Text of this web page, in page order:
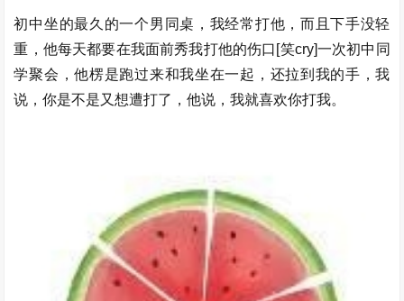
初中坐的最久的一个男同桌，我经常打他，而且下手没轻
重，他每天都要在我面前秀我打他的伤口[笑cry]一次初中同
学聚会，他楞是跑过来和我坐在一起，还拉到我的手，我
说，你是不是又想遭打了，他说，我就喜欢你打我。